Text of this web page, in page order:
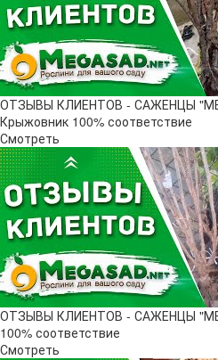
ОТЗЫВЫ КЛИЕНТОВ - САЖЕНЦЫ
Крыжовник 100% соответствие
Смотреть
ОТЗЫВЫ КЛИЕНТОВ - САЖЕНЦЫ
100% соответствие
Смотреть